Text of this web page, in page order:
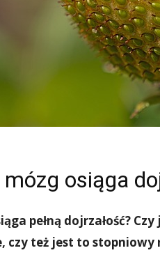
mózg osiąga
pełną dojrzałość?
czy też jest to